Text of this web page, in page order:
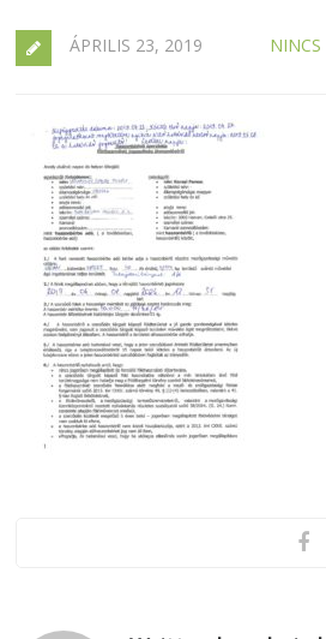
ÁPRILIS 23, 2019